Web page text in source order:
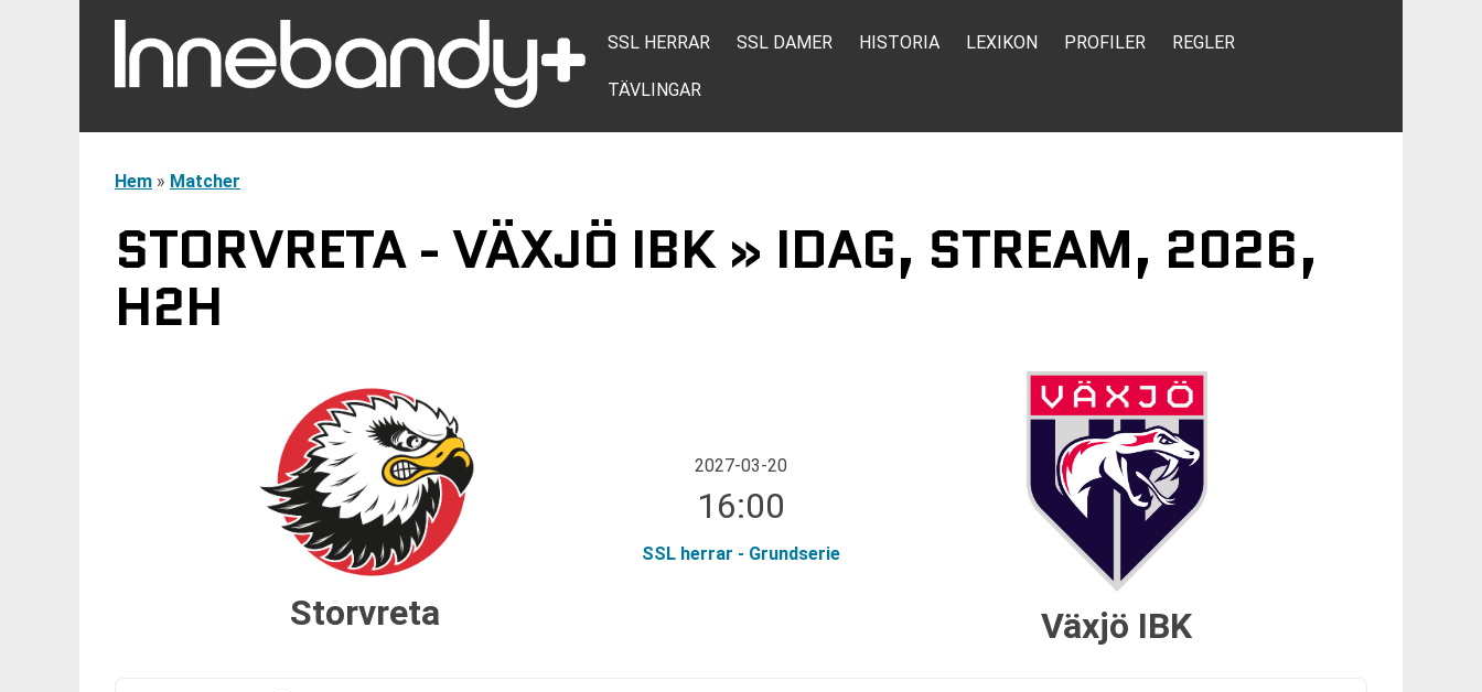
SSL HERRAR SSL DAMER HISTORIA LEXIKON PROFILER REGLER
TÄVLINGAR
Hem » Matcher
STORVRETA - VÄXJÖ IBK » IDAG, STREAM, 2026,
H2H
Storvreta
2027-03-20
16:00
SSL herrar - Grundserie
Växjö IBK